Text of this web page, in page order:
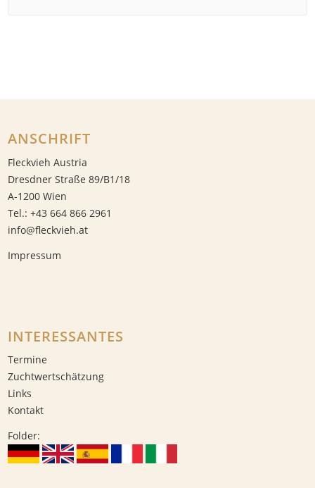
ANSCHRIFT
Fleckvieh Austria
Dresdner Straße 89/B1/18
A-1200 Wien
Tel.: +43 664 866 2961
info@fleckvieh.at
Impressum
INTERESSANTES
Termine
Zuchtwertschätzung
Links
Kontakt
Folder: